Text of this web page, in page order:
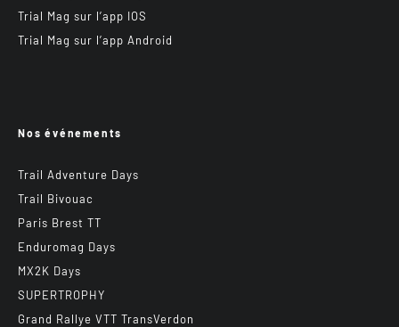
Trial Mag sur l’app IOS
Trial Mag sur l’app Android
Nos événements
Trail Adventure Days
Trail Bivouac
Paris Brest TT
Enduromag Days
MX2K Days
SUPERTROPHY
Grand Rallye VTT TransVerdon